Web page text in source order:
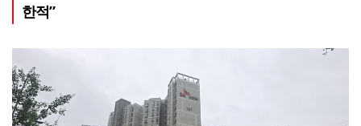
한적”